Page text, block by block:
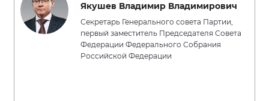
Якушев Владимир Владимирович
Секретарь Генерального совета Партии,
первый заместитель Председателя Совета
Федерации Федерального Собрания
Российской Федерации